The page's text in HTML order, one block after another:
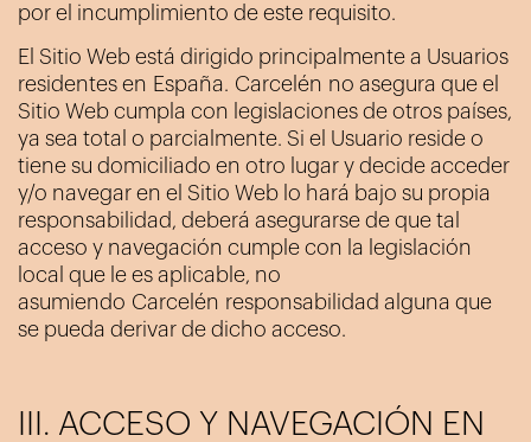
por el incumplimiento de este requisito.
El Sitio Web está dirigido principalmente a Usuarios
residentes en España. Carcelén no asegura que el
Sitio Web cumpla con legislaciones de otros países,
ya sea total o parcialmente. Si el Usuario reside o
tiene su domiciliado en otro lugar y decide acceder
y/o navegar en el Sitio Web lo hará bajo su propia
responsabilidad, deberá asegurarse de que tal
acceso y navegación cumple con la legislación
local que le es aplicable, no
asumiendo Carcelén responsabilidad alguna que
se pueda derivar de dicho acceso.
III. ACCESO Y NAVEGACIÓN EN